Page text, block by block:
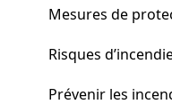
Mesures de
Risques
Prévenir les